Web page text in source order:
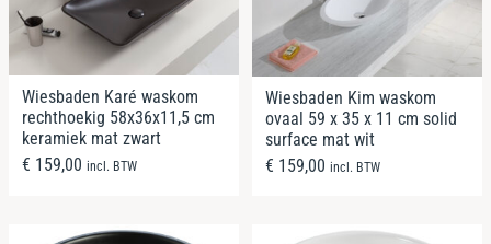
Wiesbaden Karé waskom
rechthoekig 58x36x11,5 cm
keramiek mat zwart
€ 159,00 incl. BTW
Wiesbaden Kim waskom
ovaal 59 x 35 x 11 cm solid
surface mat wit
€ 159,00 incl. BTW